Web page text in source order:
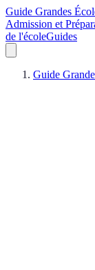
Guide Grandes
Admission et
de l'écoleGuides
Guide